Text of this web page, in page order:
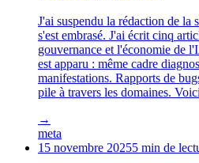
J'ai suspendu la rédaction de la
s'est embrasé. J'ai écrit cinq
gouvernance et l'économie de
est apparu : même cadre
manifestations. Rapports de
pile à travers les domaines.
→
meta
15 novembre 20255 min de